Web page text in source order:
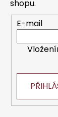
shopu.
E-mail